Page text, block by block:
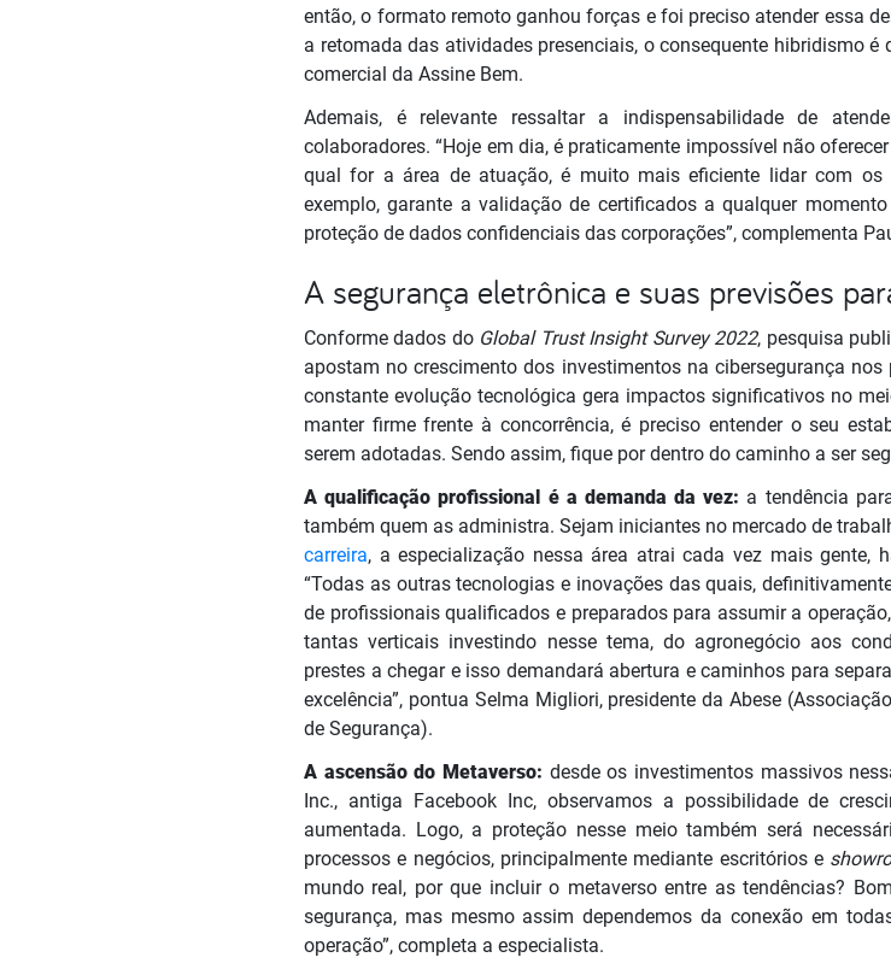
então, o formato remoto ganhou forças e foi preciso atender essa
a retomada das atividades presenciais, o consequente hibridismo é
comercial da Assine Bem.
Ademais, é relevante ressaltar a indispensabilidade de
colaboradores. “Hoje em dia, é praticamente impossível não
qual for a área de atuação, é muito mais eficiente lidar com os
exemplo, garante a validação de certificados a qualquer
proteção de dados confidenciais das corporações”, complementa
A segurança eletrônica e suas previsões
Conforme dados do Global Trust Insight Survey 2022, pesquisa
apostam no crescimento dos investimentos na cibersegurança
constante evolução tecnológica gera impactos significativos no
manter firme frente à concorrência, é preciso entender o seu
serem adotadas. Sendo assim, fique por dentro do caminho a ser
A qualificação profissional é a demanda da vez: a tendência
também quem as administra. Sejam iniciantes no mercado de
carreira, a especialização nessa área atrai cada vez mais gente,
“Todas as outras tecnologias e inovações das quais,
de profissionais qualificados e preparados para assumir a
tantas verticais investindo nesse tema, do agronegócio aos
prestes a chegar e isso demandará abertura e caminhos para
excelência”, pontua Selma Migliori, presidente da Abese
de Segurança).
A ascensão do Metaverso: desde os investimentos massivos
Inc., antiga Facebook Inc, observamos a possibilidade de
aumentada. Logo, a proteção nesse meio também será
processos e negócios, principalmente mediante escritórios e
mundo real, por que incluir o metaverso entre as tendências?
segurança, mas mesmo assim dependemos da conexão em
operação”, completa a especialista.